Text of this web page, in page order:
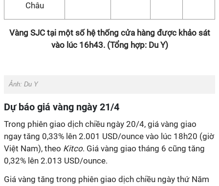
Châu
Vàng SJC tại một số hệ thống cửa hàng được khảo sát
vào lúc 16h43. (Tổng hợp: Du Y)
Ảnh: Du Y
Dự báo giá vàng ngày 21/4
Trong phiên giao dịch chiều ngày 20/4, giá vàng giao
ngay tăng 0,33% lên 2.001 USD/ounce vào lúc 18h20 (giờ
Việt Nam), theo Kitco. Giá vàng giao tháng 6 cũng tăng
0,32% lên 2.013 USD/ounce.
Giá vàng tăng trong phiên giao dịch chiều ngày thứ Năm